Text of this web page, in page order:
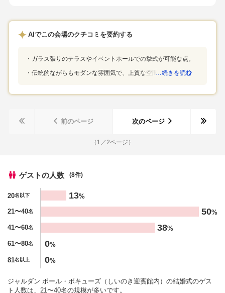
囲まれ、春〜夏にかけての新緑の季節がおススメです。冬は冬
で雪景色も綺麗かもしれません。
は、窓のあるナチュラルなルームではあったのですが、金の屏
和をどちらも楽しむことができました。料理は、とっても凝っ
ていて、味付けだけでなく見栄えまでどのお皿も綺麗で、感激
した。ガーデンが広くて、とっても開放的な気持ちで各種の演
いますね。
AIでこの会場のクチコミを要約する
ガラス張りのテラスやイベントホールでの挙式が可能な点。
伝統的ながらもモダンな雰囲気で、上質な空間が魅力な点。
…続きを読む
前のページ 次のページ
（ 1 ／2ページ）
ゲストの人数 (8件)
人数
20名以下 13%
21〜40名 50%
41〜60名 38%
61〜80名 0%
81名以上 0%
ジャルダン ポール・ボキューズ（しいのき迎賓館内）の結婚式のゲス
ト人数は、21〜40名の規模が多いです。